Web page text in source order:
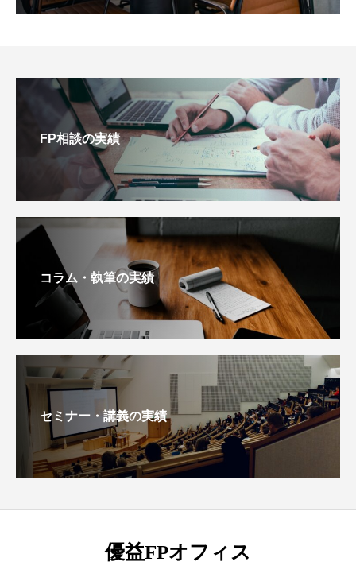
FP相談の実績
コラム・執筆の実績
セミナー・講義の実績
優益FPオフィス